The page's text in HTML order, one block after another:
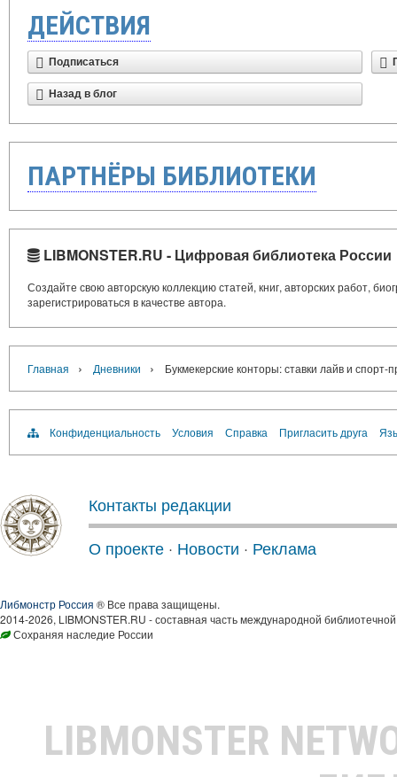
ДЕЙСТВИЯ
Подписаться
Назад в блог
ПАРТНЁРЫ БИБЛИОТЕКИ
LIBMONSTER.RU - Цифровая библиотека России
Создайте свою авторскую коллекцию статей, книг, авторских работ,
зарегистрироваться в качестве автора.
Главная › Дневники › Букмекерские конторы: ставки лайв и
Конфиденциальность Условия Справка Пригласить друга
Контакты редакции
О проекте · Новости · Реклама
Либмонстр Россия ® Все права защищены.
2014-2026, LIBMONSTER.RU - составная часть международной
Сохраняя наследие России
LIBMONSTER